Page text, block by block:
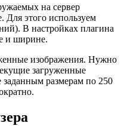
на сервер
этого используем
В настройках плагина
и ширине.
изображения. Нужно
загруженные
размерам по 250